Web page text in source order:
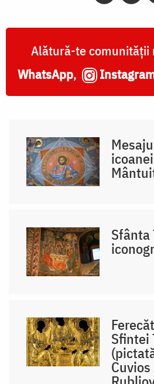
Alătură-te comunității
WhatsApp,
icoanei
Sfânta
Sfintei